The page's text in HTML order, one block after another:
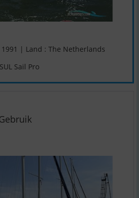
| Land : The Netherlands
Sail Pro